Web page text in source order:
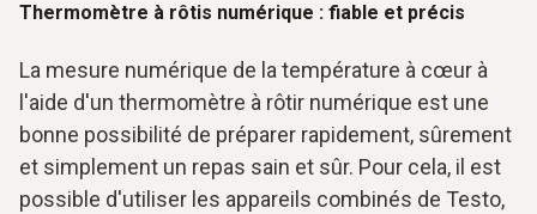
Thermomètre à rôtis numérique : fiable et précis
La mesure numérique de la température à cœur à
l'aide d'un thermomètre à rôtir numérique est une
bonne possibilité de préparer rapidement, sûrement
et simplement un repas sain et sûr. Pour cela, il est
possible d'utiliser les appareils combinés de Testo,